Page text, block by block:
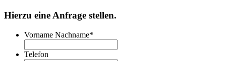
Hierzu eine Anfrage stellen.
Vorname Nachname*
Telefon